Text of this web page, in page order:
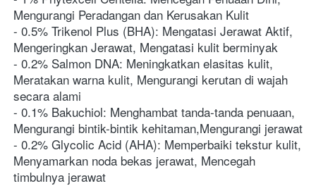
Mengurangi Peradangan dan Kerusakan Kulit
- 0.5% Trikenol Plus (BHA): Mengatasi Jerawat Aktif,
Mengeringkan Jerawat, Mengatasi kulit berminyak
- 0.2% Salmon DNA: Meningkatkan elasitas kulit,
Meratakan warna kulit, Mengurangi kerutan di wajah
secara alami
- 0.1% Bakuchiol: Menghambat tanda-tanda penuaan,
Mengurangi bintik-bintik kehitaman,Mengurangi jerawat
- 0.2% Glycolic Acid (AHA): Memperbaiki tekstur kulit,
Menyamarkan noda bekas jerawat, Mencegah
timbulnya jerawat